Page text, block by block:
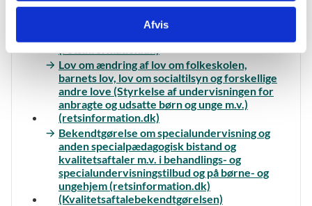
Afvis
Lov om behandlings- og
Lov om ændring af lov om folkeskolen,
barnets lov, lov om socialtilsyn og forskellige
andre love (Styrkelse af undervisningen for
anbragte og udsatte børn og unge m.v.)
(retsinformation.dk)
Bekendtgørelse om specialundervisning og
anden specialpædagogisk bistand og
kvalitetsaftaler m.v. i behandlings- og
specialundervisningstilbud og på børne- og
ungehjem (retsinformation.dk)
(Kvalitetsaftalebekendtgørelsen)